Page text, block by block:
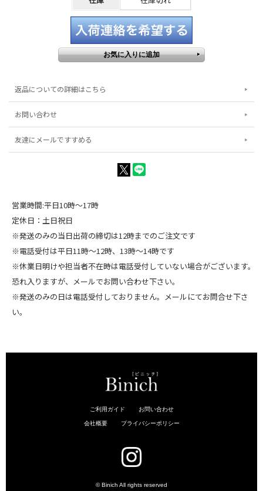
返品についての詳細はこちら
お問い合わせ
友達にメールですすめる
営業時間:平日10時～17時
定休日：土日祝日
※発送のみの当日出荷の締切は12時までのご注文です
※電話受付は平日11時～12時、13時～14時です
※休業日明けや担当者不在時は電話受付していない場合がございます。
恐れ入りますが、メールでお問い合わせ下さい。
※発送のみの日は電話受付しておりません。メールにてお問合せ下さ
い。